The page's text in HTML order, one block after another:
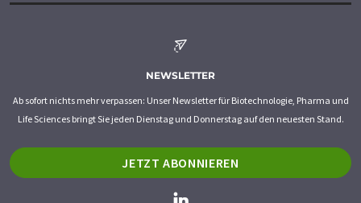
NEWSLETTER
Ab sofort nichts mehr verpassen: Unser Newsletter für Biotechnologie, Pharma und
Life Sciences bringt Sie jeden Dienstag und Donnerstag auf den neuesten Stand.
JETZT ABONNIEREN